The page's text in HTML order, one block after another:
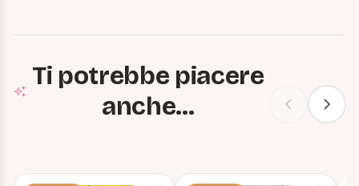
Ti potrebbe piacere
anche...